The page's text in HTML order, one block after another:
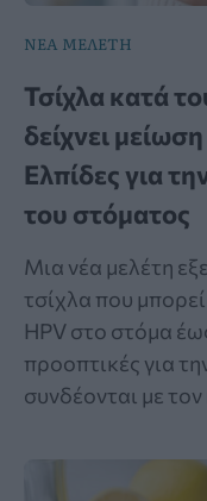
ΝΕΑ ΜΕΛΕΤΗ
Τσίχλα κατά
δείχνει
Ελπίδες για
του στόματος
Μια νέα μελέτη
τσίχλα που
HPV στο στόμα
προοπτικές για
συνδέονται με